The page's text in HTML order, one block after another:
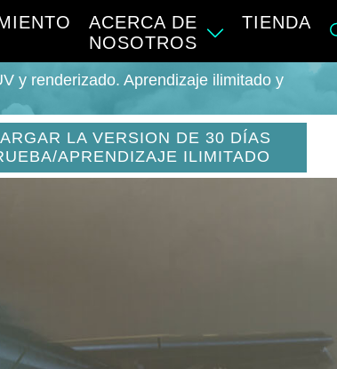
ACERCA DE
NOSOTROS
TIENDA
y renderizado. Aprendizaje ilimitado y
LA VERSION DE 30 DÍAS
APRENDIZAJE ILIMITADO